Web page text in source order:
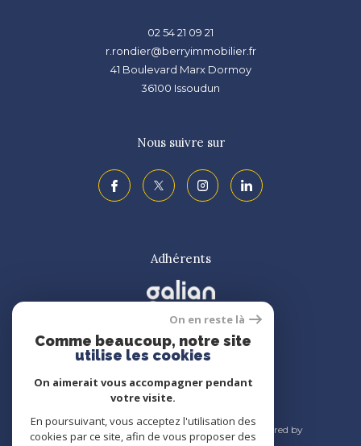
02 54 21 09 21
r.rondier@berryimmobilier.fr
41 Boulevard Marx Dormoy
36100 issoudun
Nous suivre sur
Adhérents
© 2026 | Tous droits réservés | Traduction powered by
On en reste là
Comme beaucoup, notre site
utilise les cookies
On aimerait vous accompagner pendant
votre visite.
En poursuivant, vous acceptez l'utilisation des
cookies par ce site, afin de vous proposer des